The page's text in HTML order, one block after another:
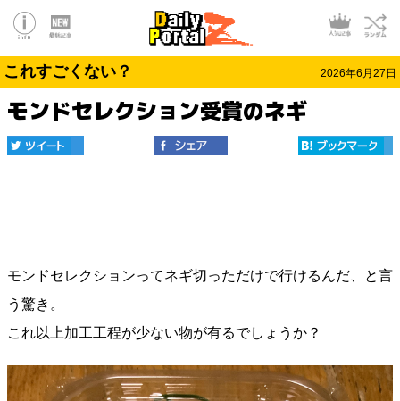
これすごくない？ 2026年6月27日
モンドセレクション受賞のネギ
モンドセレクションってネギ切っただけで行けるんだ、と言
う驚き。
これ以上加工工程が少ない物が有るでしょうか？